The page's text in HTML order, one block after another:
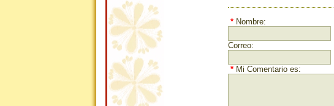
* Nombre:
Correo:
* Mi Comentario es: